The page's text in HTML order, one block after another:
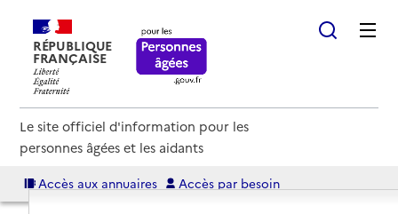
RÉPUBLIQUE
FRANÇAISE
Le site officiel d'information pour les
personnes âgées et les aidants
Accès aux annuaires Accès par besoin